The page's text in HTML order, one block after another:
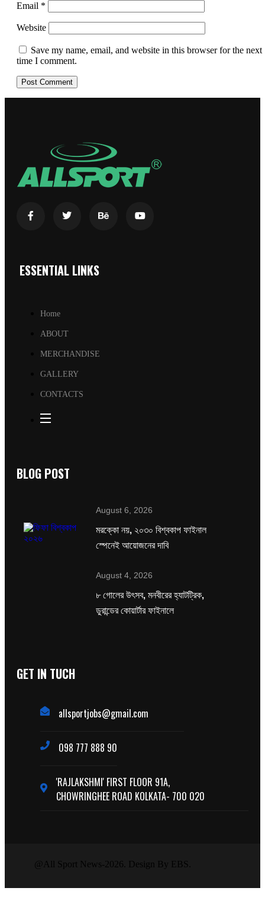
Email *
Website
Save my name, email, and website in this browser for the next
time I comment.
ESSENTIAL LINKS
Home
ABOUT
MERCHANDISE
GALLERY
CONTACTS
BLOG POST
August 6, 2026
মরক্কো নয়, ২০৩০ বিশ্বকাপ ফাইনাল
স্পেনেই আয়োজনের দাবি
August 4, 2026
৮ গোলের উৎসব, মনবীরের হ্যাটট্রিক,
ডুরান্ডের কোয়ার্টার ফাইনালে
GET IN TUCH
allsportjobs@gmail.com
098 777 888 90
'RAJLAKSHMI' FIRST FLOOR 91A,
CHOWRINGHEE ROAD KOLKATA- 700 020
@All Sport News-2026. Design By EBS.